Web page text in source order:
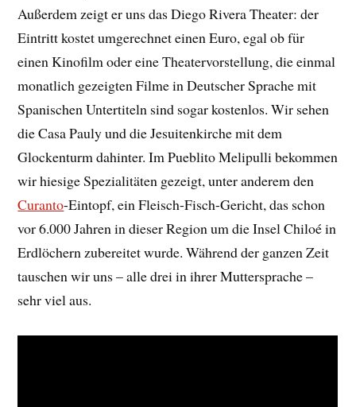
Außerdem zeigt er uns das Diego Rivera Theater: der
Eintritt kostet umgerechnet einen Euro, egal ob für
einen Kinofilm oder eine Theatervorstellung, die einmal
monatlich gezeigten Filme in Deutscher Sprache mit
Spanischen Untertiteln sind sogar kostenlos. Wir sehen
die Casa Pauly und die Jesuitenkirche mit dem
Glockenturm dahinter. Im Pueblito Melipulli bekommen
wir hiesige Spezialitäten gezeigt, unter anderem den
Curanto-Eintopf, ein Fleisch-Fisch-Gericht, das schon
vor 6.000 Jahren in dieser Region um die Insel Chiloé in
Erdlöchern zubereitet wurde. Während der ganzen Zeit
tauschen wir uns – alle drei in ihrer Muttersprache –
sehr viel aus.